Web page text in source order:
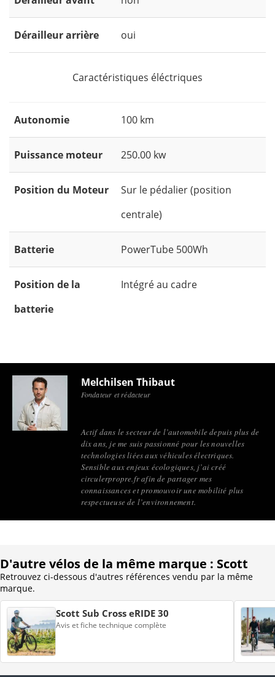
Dérailleur arrière oui
Caractéristiques éléctriques
Autonomie 100 km
Puissance moteur 250.00 kw
Position du Moteur
Sur le pédalier (position
centrale)
Batterie PowerTube 500Wh
Position de la
batterie
Intégré au cadre
Melchilsen Thibaut
Fondateur et rédacteur
Actif dans le secteur de l’automobile depuis plus de
dix ans, je me suis passionné pour les nouvelles
technologies liées aux véhicules électriques.
Sensible aux enjeux écologiques, j’ai créé
circulerpropre.fr afin de partager mes
connaissances et promouvoir une mobilité plus
respectueuse de l’environnement.
D'autre vélos de la même marque : Scott
Retrouvez ci-dessous d'autres références vendu par la même
marque.
Scott Sub Cross eRIDE 30
Avis et fiche technique complète